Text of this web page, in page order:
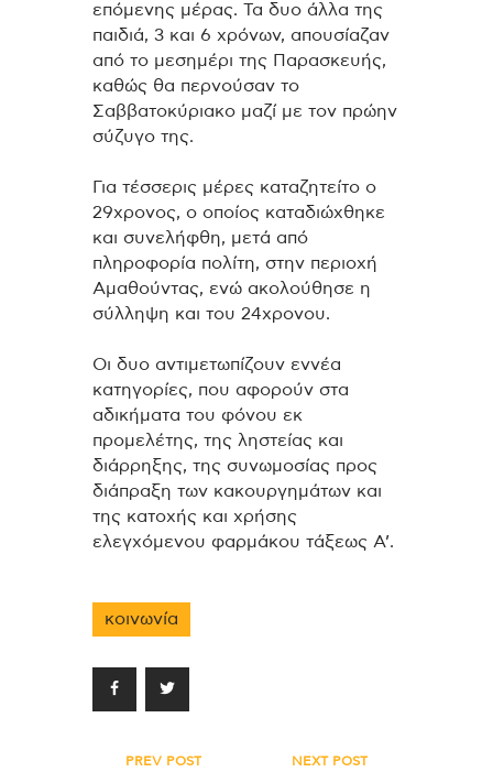
επόμενης μέρας. Τα δυο άλλα της
παιδιά, 3 και 6 χρόνων, απουσίαζαν
από το μεσημέρι της Παρασκευής,
καθώς θα περνούσαν το
Σαββατοκύριακο μαζί με τον πρώην
σύζυγο της.
Για τέσσερις μέρες καταζητείτο ο
29χρονος, ο οποίος καταδιώχθηκε
και συνελήφθη, μετά από
πληροφορία πολίτη, στην περιοχή
Αμαθούντας, ενώ ακολούθησε η
σύλληψη και του 24χρονου.
Οι δυο αντιμετωπίζουν εννέα
κατηγορίες, που αφορούν στα
αδικήματα του φόνου εκ
προμελέτης, της ληστείας και
διάρρηξης, της συνωμοσίας προς
διάπραξη των κακουργημάτων και
της κατοχής και χρήσης
ελεγχόμενου φαρμάκου τάξεως Α’.
κοινωνία
Πλοήγηση
PREV POST NEXT POST